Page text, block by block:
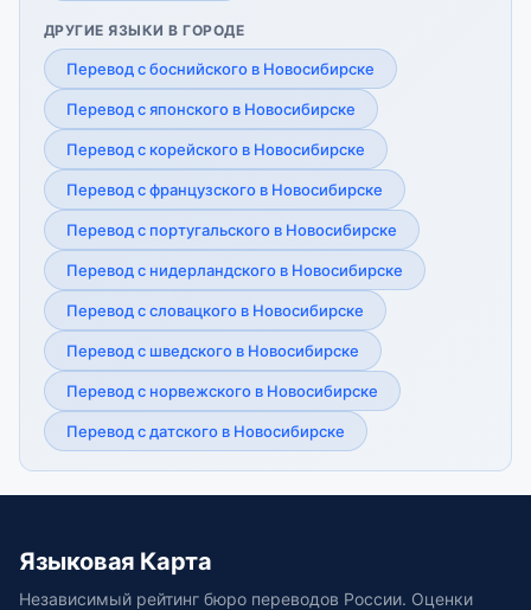
ДРУГИЕ ЯЗЫКИ В ГОРОДЕ
Перевод с боснийского в Новосибирске
Перевод с японского в Новосибирске
Перевод с корейского в Новосибирске
Перевод с французского в Новосибирске
Перевод с португальского в Новосибирске
Перевод с нидерландского в Новосибирске
Перевод с словацкого в Новосибирске
Перевод с шведского в Новосибирске
Перевод с норвежского в Новосибирске
Перевод с датского в Новосибирске
Языковая Карта
Независимый рейтинг бюро переводов России. Оценки